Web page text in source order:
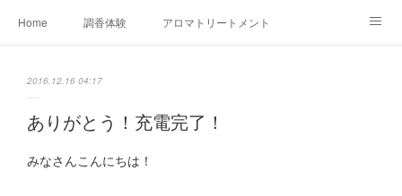
Home 調香体験 アロマトリートメントMenu
Ameblo
2016.12.16 04:17
ありがとう！充電完了！
みなさんこんにちは！